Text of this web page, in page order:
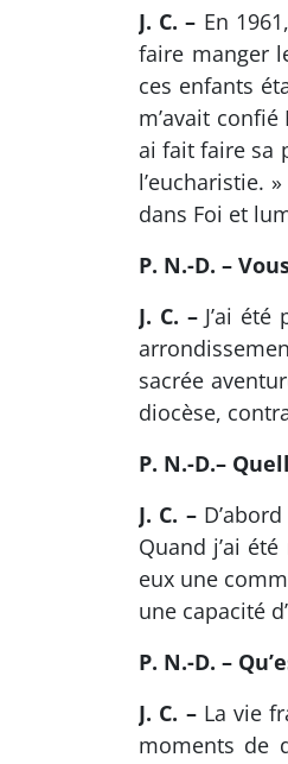
J. C. – En
faire manger
ces enfants
m’avait
ai fait faire sa
l’eucharistie.
dans Foi et
P. N.-D. –
J. C. –J’ai été
sacrée
diocèse,
P. N.-D.–
J. C. –
Quand j’ai
eux une
une capacité
P. N.-D. –
J. C. –La vie
moments de